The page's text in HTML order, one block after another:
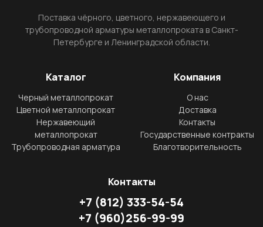
Поставка чёрного, цветного, нержавеющего и
трубопроводной арматуры металлопроката в Санкт-
Петербурге и Ленинградской области.
Каталог
Черный металлопрокат
Цветной металлопрокат
Нержавеющий
металлопрокат
Трубопроводная арматура
Компания
О нас
Доставка
Контакты
Государственные контракты
Благотворительность
Контакты
+7 (812) 333-54-54
+7 (960)256-99-99